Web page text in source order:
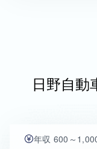
日野自動
年収 600～